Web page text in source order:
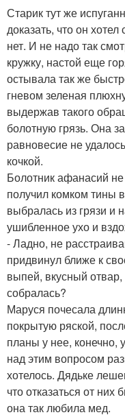
Старик тут же
доказать, что он
нет. И не надо так
кружку, настой еще
остывала так же
гневом зеленая
выдержав такого
болотную грязь. Она
равновесие не
кочкой.
Болотник афанасий
получил комком тины
выбралась из грязи и
ушибленное ухо и
- Ладно, не
придвинул ближе к
выпей, вкусный
собралась?
Маруся почесала
покрытую ряской,
планы у нее,
над этим вопросом
хотелось. Дядьке
что отказаться от
она так любила мед.